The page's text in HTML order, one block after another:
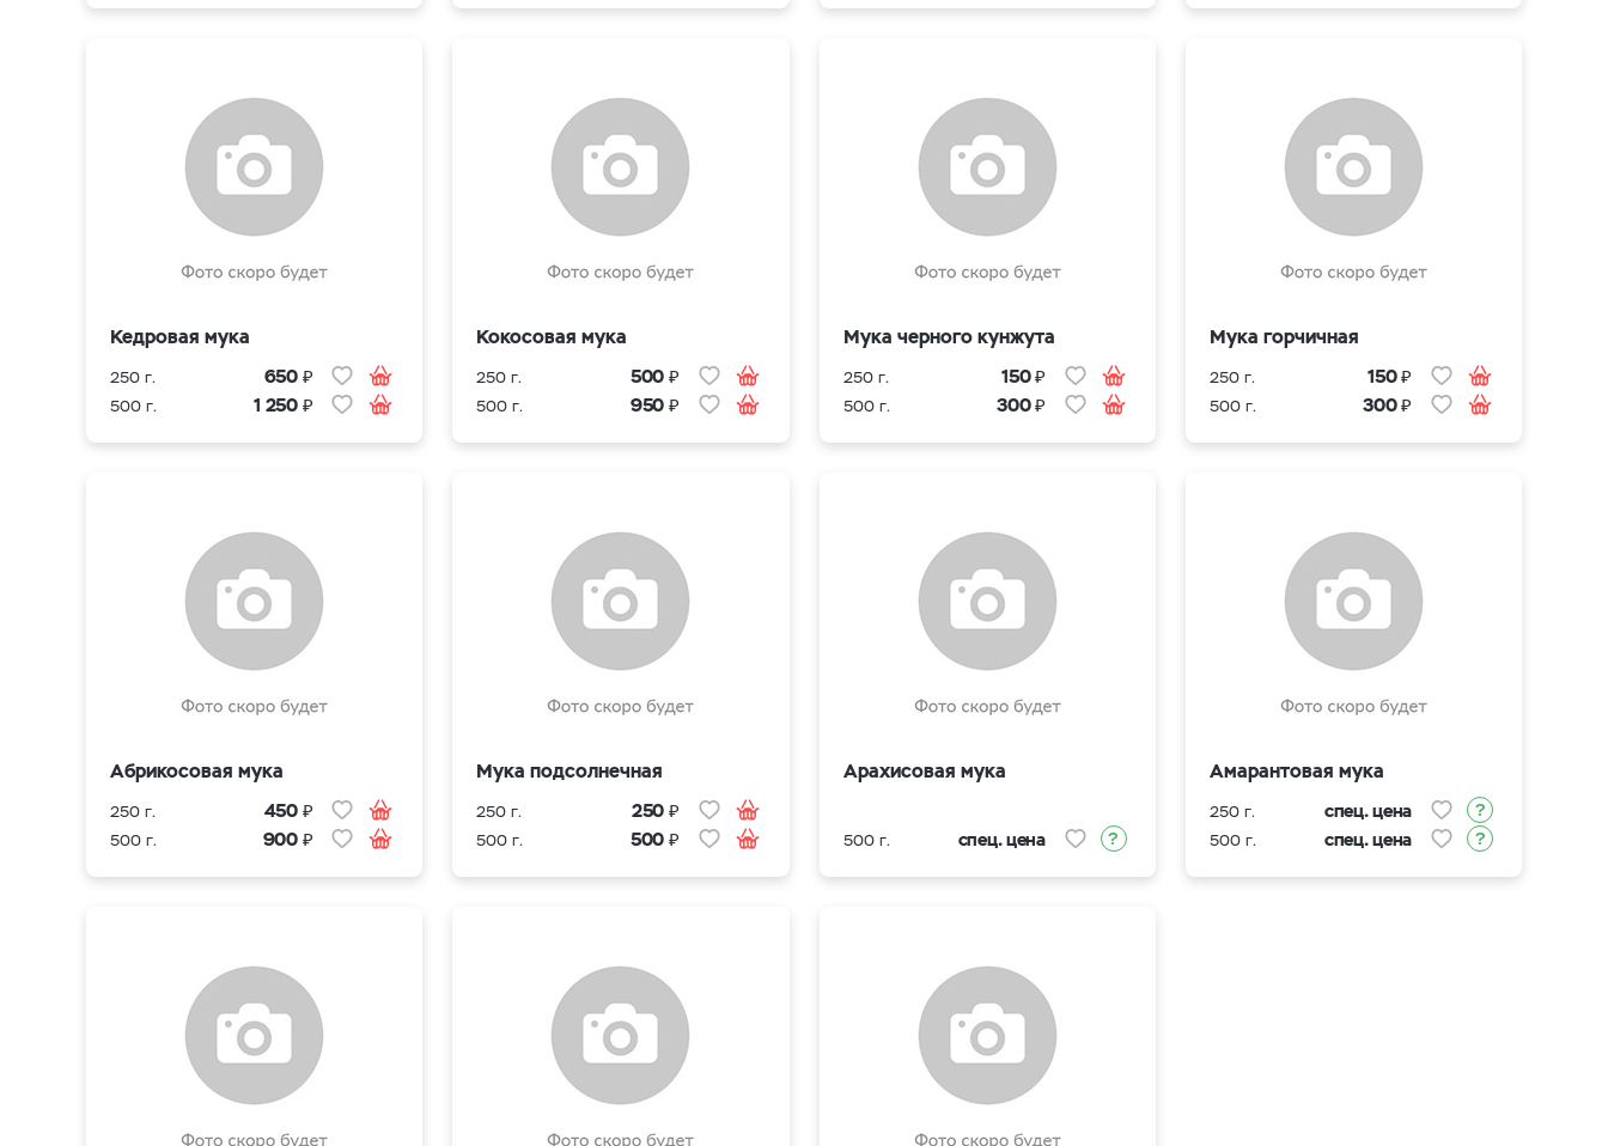
Кедровая мука
250 г. 650 ₽
500 г. 1 250 ₽
Кокосовая мука
250 г. 500 ₽
500 г. 950 ₽
Мука черного кунжута
250 г. 150₽
500 г. 300₽
Мука горчичная
250 г. 150₽
500 г. 300₽
Абрикосовая мука
250 г. 450 ₽
500 г. 900 ₽
Мука подсолнечная
250 г. 250 ₽
500 г. 500 ₽
Арахисовая мука
500 г. спец. цена
Амарантовая мука
250 г. спец. цена
500 г. спец. цена